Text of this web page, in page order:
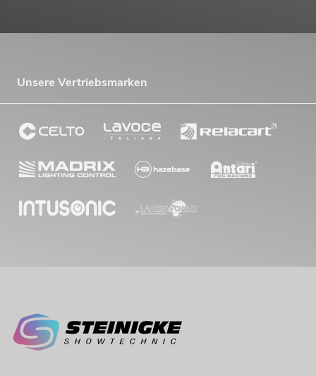
Unsere Vertriebsmarken